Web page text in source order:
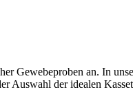
Gewebeproben an. In
Auswahl der idealen